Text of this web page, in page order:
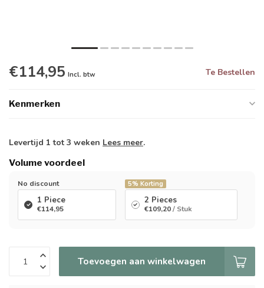
€114,95 Incl. btw Te Bestellen
Kenmerken
Levertijd 1 tot 3 weken Lees meer.
Volume voordeel
No discount
1 Piece
€114,95
5% Korting
2 Pieces
€109,20 / Stuk
Toevoegen aan winkelwagen